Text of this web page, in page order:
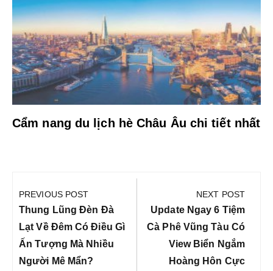
Cẩm nang du lịch hè Châu Âu chi tiết nhất
hướng
bài
viết
PREVIOUS POST
Previous
Post:
Thung Lũng Đèn Đà
Lạt Về Đêm Có Điều Gì
Ấn Tượng Mà Nhiều
Người Mê Mẩn?
NEXT POST
Next
Post:
Update Ngay 6 Tiệm
Cà Phê Vũng Tàu Có
View Biển Ngắm
Hoàng Hôn Cực